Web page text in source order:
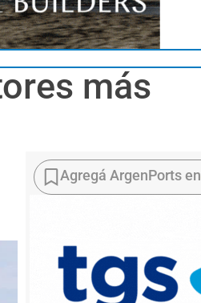
más
Agregá ArgenPorts en